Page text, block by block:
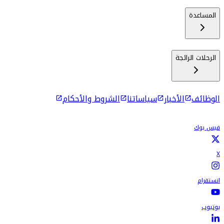
المساعدة
الرحلات الرائجة
الوظائف الأخبار سياساتنا الشروط والأحكام
فيس بوك
X
انستقرام
يوتيوب